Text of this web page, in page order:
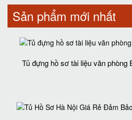
Sản phẩm mới nhất
Tủ đựng hồ sơ tài liệu văn phòng